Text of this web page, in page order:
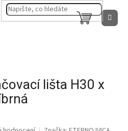
NÁKUPNÍ
KOŠÍK
lišta H30 x